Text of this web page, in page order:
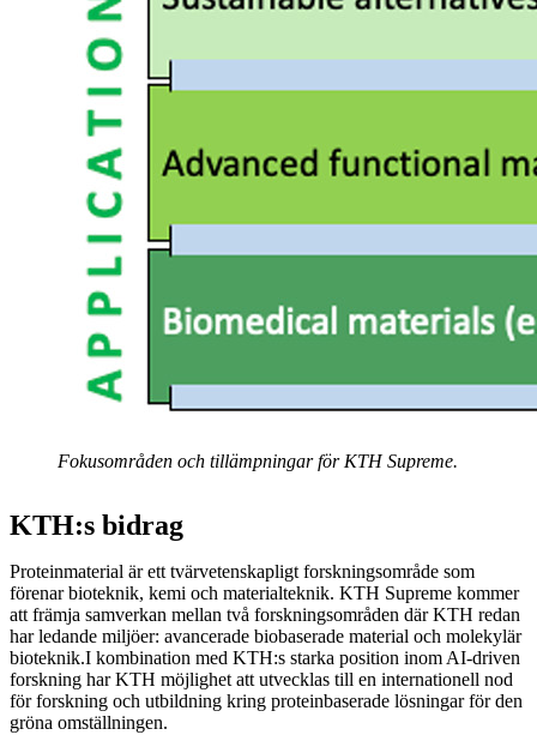
Fokusområden och tillämpningar för KTH Supreme.
KTH:s bidrag
Proteinmaterial är ett tvärvetenskapligt forskningsområde som
förenar bioteknik, kemi och materialteknik. KTH Supreme kommer
att främja samverkan mellan två forskningsområden där KTH redan
har ledande miljöer: avancerade biobaserade material och molekylär
bioteknik.I kombination med KTH:s starka position inom AI-driven
forskning har KTH möjlighet att utvecklas till en internationell nod
för forskning och utbildning kring proteinbaserade lösningar för den
gröna omställningen.